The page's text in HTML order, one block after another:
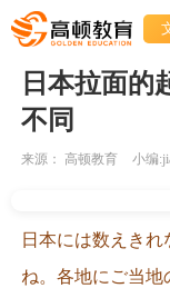
日本拉面的
不同
来源：高顿教育 小编
日本には数えき
ね。各地にご当地